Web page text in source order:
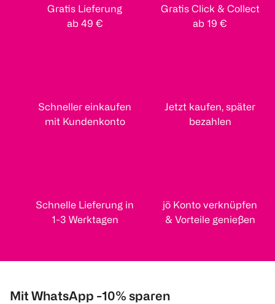
Gratis Lieferung
ab 49 €
Gratis Click & Collect
ab 19 €
Schneller einkaufen
mit Kundenkonto
Jetzt kaufen, später
bezahlen
Schnelle Lieferung in
1-3 Werktagen
jö Konto verknüpfen
& Vorteile genießen
Mit WhatsApp -10% sparen